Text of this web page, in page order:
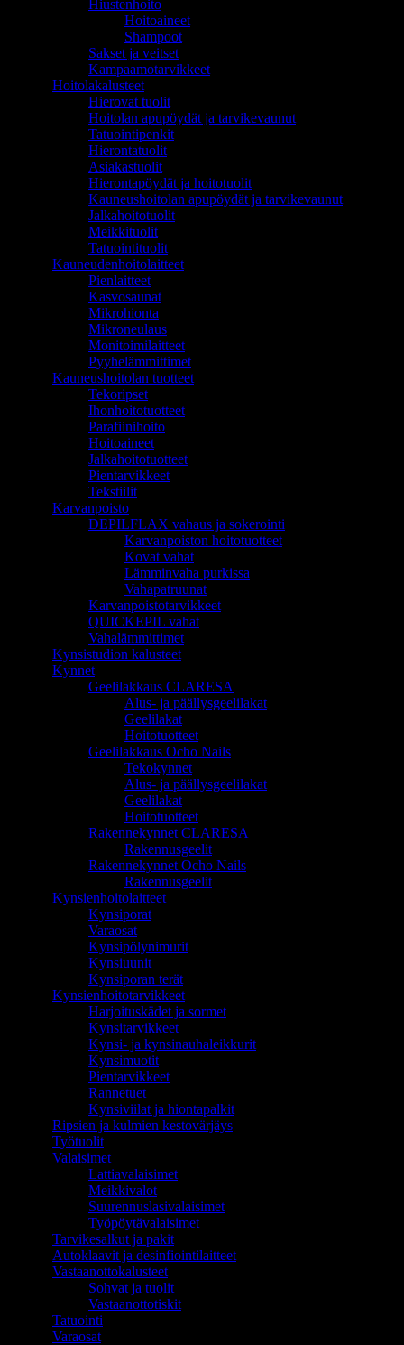
Hiustenhoito
Hoitoaineet
Shampoot
Sakset ja veitset
Kampaamotarvikkeet
Hoitolakalusteet
Hierovat tuolit
Hoitolan apupöydät ja tarvikevaunut
Tatuointipenkit
Hierontatuolit
Asiakastuolit
Hierontapöydät ja hoitotuolit
Kauneushoitolan apupöydät ja tarvikevaunut
Jalkahoitotuolit
Meikkituolit
Tatuointituolit
Kauneudenhoitolaitteet
Pienlaitteet
Kasvosaunat
Mikrohionta
Mikroneulaus
Monitoimilaitteet
Pyyhelämmittimet
Kauneushoitolan tuotteet
Tekoripset
Ihonhoitotuotteet
Parafiinihoito
Hoitoaineet
Jalkahoitotuotteet
Pientarvikkeet
Tekstiilit
Karvanpoisto
DEPILFLAX vahaus ja sokerointi
Karvanpoiston hoitotuotteet
Kovat vahat
Lämminvaha purkissa
Vahapatruunat
Karvanpoistotarvikkeet
QUICKEPIL vahat
Vahalämmittimet
Kynsistudion kalusteet
Kynnet
Geelilakkaus CLARESA
Alus- ja päällysgeelilakat
Geelilakat
Hoitotuotteet
Geelilakkaus Ocho Nails
Tekokynnet
Alus- ja päällysgeelilakat
Geelilakat
Hoitotuotteet
Rakennekynnet CLARESA
Rakennusgeelit
Rakennekynnet Ocho Nails
Rakennusgeelit
Kynsienhoitolaitteet
Kynsiporat
Varaosat
Kynsipölynimurit
Kynsiuunit
Kynsiporan terät
Kynsienhoitotarvikkeet
Harjoituskädet ja sormet
Kynsitarvikkeet
Kynsi- ja kynsinauhaleikkurit
Kynsimuotit
Pientarvikkeet
Rannetuet
Kynsiviilat ja hiontapalkit
Ripsien ja kulmien kestovärjäys
Työtuolit
Valaisimet
Lattiavalaisimet
Meikkivalot
Suurennuslasivalaisimet
Työpöytävalaisimet
Tarvikesalkut ja pakit
Autoklaavit ja desinfiointilaitteet
Vastaanottokalusteet
Sohvat ja tuolit
Vastaanottotiskit
Tatuointi
Varaosat